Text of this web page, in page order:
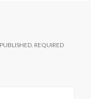
REQUIRED